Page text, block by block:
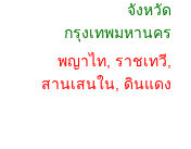
จังหวัด
กรุงเทพมหานคร
พญาไท, ราชเทวี,
สานเสนใน, ดินแดง